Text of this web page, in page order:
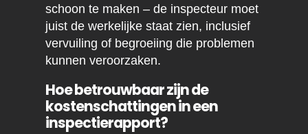
schoon te maken – de inspecteur moet
juist de werkelijke staat zien, inclusief
vervuiling of begroeiing die problemen
kunnen veroorzaken.
Hoe betrouwbaar zijn de
kostenschattingen in een
inspectierapport?